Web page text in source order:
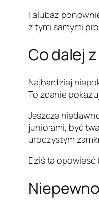
Falubaz
z tymi samymi
Co dalej
Najbardziej
To zdanie
Jeszcze
juniorami, być
uroczystym
Dziś ta opowieść